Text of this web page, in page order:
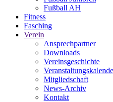
Fußball AH
Fitness
Fasching
Verein
Ansprechpartner
Downloads
Vereinsgeschichte
Mitgliedschaft
News-Archiv
Kontakt